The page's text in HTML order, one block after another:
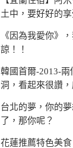
土中，要好好的享
《因為我愛你》
諒！！
韓國首爾-2013-
洞，看起來很讚，
台北的夢，你的
了，那你呢？
花蓮推薦特色美